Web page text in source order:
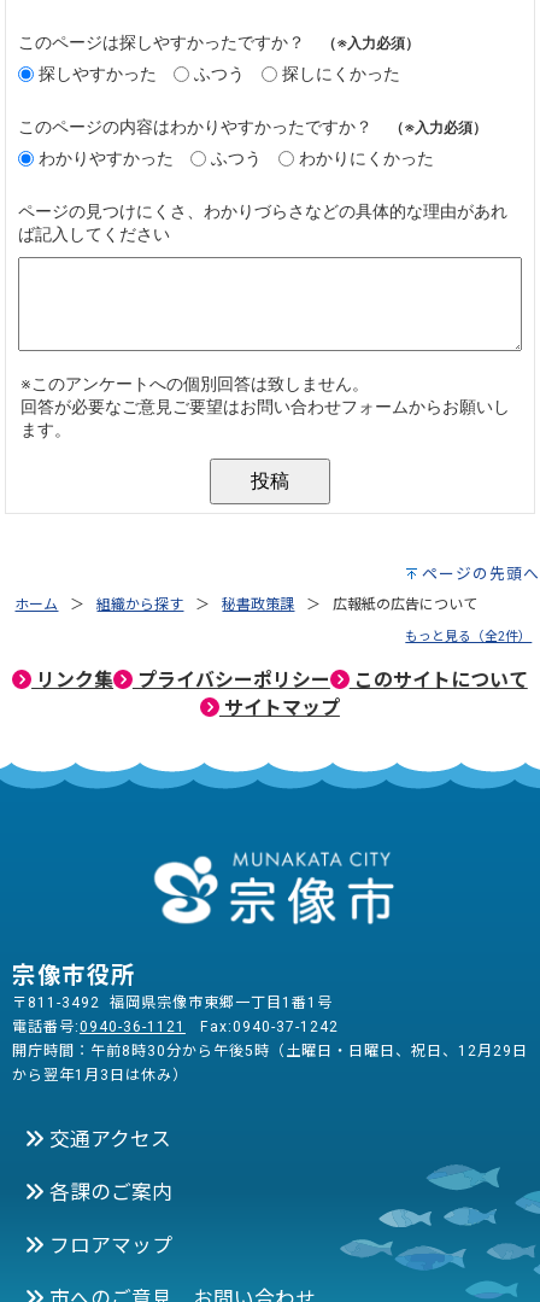
ページの先頭へ
ホーム 組織から探す 秘書政策課 広報紙の広告について
もっと見る（全2件）
リンク集 プライバシーポリシー
このサイトについて
サイトマップ
宗像市役所
〒811-3492 福岡県宗像市東郷一丁目1番1号
電話番号:0940-36-1121
Fax:0940-37-1242
開庁時間：午前8時30分から午後5時（土曜日・日曜日、祝日、12月29日
から翌年1月3日は休み）
交通アクセス
各課のご案内
フロアマップ